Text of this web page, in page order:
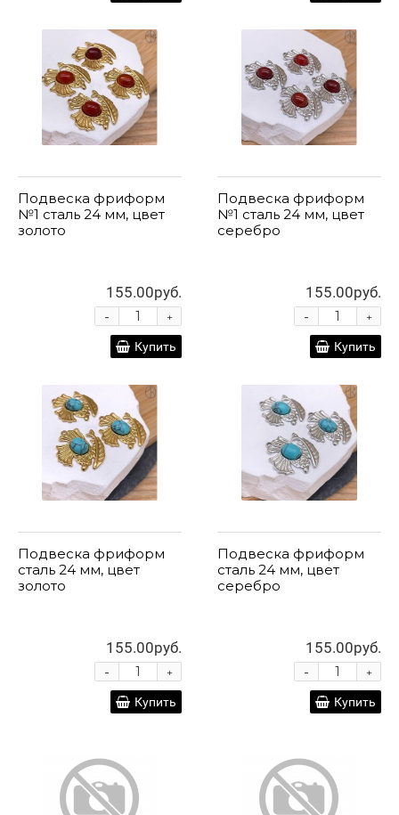
Подвеска фриформ
№1 сталь 24 мм, цвет
золото
155.00руб.
+
-
Купить
Подвеска фриформ
№1 сталь 24 мм, цвет
серебро
155.00руб.
+
-
Купить
Подвеска фриформ
сталь 24 мм, цвет
золото
155.00руб.
+
-
Купить
Подвеска фриформ
сталь 24 мм, цвет
серебро
155.00руб.
+
-
Купить